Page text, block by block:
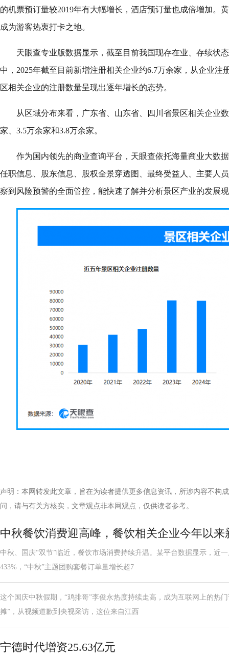
的机票预订量较2019年有大幅增长，酒店预订量也成倍增加。
成为游客热衷打卡之地。
天眼查专业版数据显示，截至目前我国现存在业、存续状
中，2025年截至目前新增注册相关企业约6.7万余家，从企业注
区相关企业的注册数量呈现出逐年增长的态势。
从区域分布来看，广东省、山东省、四川省景区相关企业
家、3.5万余家和3.8万余家。
作为国内领先的商业查询平台，天眼查依托海量商业大数
任职信息、股东信息、股权全景穿透图、最终受益人、主要人
察到风险预警的全面管控，能快速了解并分析景区产业的发展
声明：本网转发此文章，旨在为读者提供更多信息资讯，所涉内容不构
问，请与有关方核实，文章观点非本网观点，仅供读者参考。
中秋餐饮消费迎高峰，餐饮相关企业今年以来
中秋、国庆“双节”临近，餐饮市场消费持续升温。某平台数据显示，近
433%，“中秋”主题团购套餐订单量增长超7
这个国庆中秋假期，“鸡排哥”李俊永热度持续走高，成为互联网上的热
摊”，从视频道歉到央视采访，这位来自江西
宁德时代增资25.63亿元